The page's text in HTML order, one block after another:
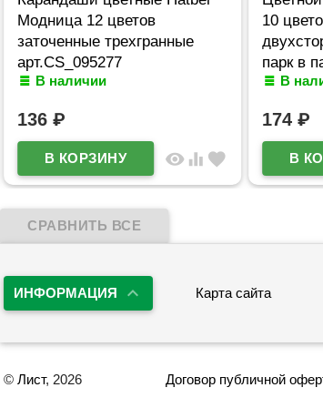
Модница 12 цветов
заточенные трехгранные
арт.CS_095277
В наличии
136 ₽
visibility equalizer favorite
10
парк в
В
174 ₽
ИНФОРМАЦИЯ Карта сайта
© Лист, 2026 Договор публичной